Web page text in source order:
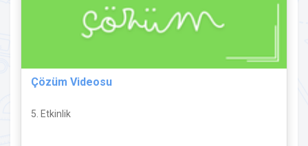
Çözüm Videosu
5. Etkinlik